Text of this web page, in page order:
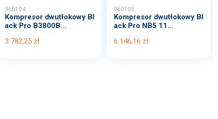
360104
Kompresor dwutłokowy Bl
ack Pro B3800B...
3 782,25 zł
360105
Kompresor dwutłokowy Bl
ack Pro NB5 11...
6 146,16 zł